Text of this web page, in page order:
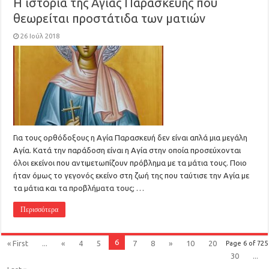
θεωρείται προστάτιδα των ματιών
26 Ιούλ 2018
Για τους ορθόδοξους η Αγία Παρασκευή δεν είναι απλά μια μεγάλη
Αγία. Κατά την παράδοση είναι η Αγία στην οποία προσεύχονται
όλοι εκείνοι που αντιμετωπίζουν πρόβλημα με τα μάτια τους. Ποιο
ήταν όμως το γεγονός εκείνο στη ζωή της που ταύτισε την Αγία με
τα μάτια και τα προβλήματα τους; …
Περισσότερα
Page 6 of 725
« First ... « 4 5 6 7 8 » 10
20
30
...